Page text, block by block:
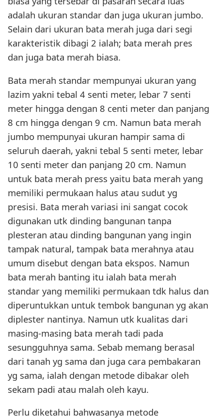
adalah ukuran standar dan juga ukuran jumbo.
Selain dari ukuran bata merah juga dari segi
karakteristik dibagi 2 ialah; bata merah pres
dan juga bata merah biasa.
Bata merah standar mempunyai ukuran yang
lazim yakni tebal 4 senti meter, lebar 7 senti
meter hingga dengan 8 centi meter dan panjang
8 cm hingga dengan 9 cm. Namun bata merah
jumbo mempunyai ukuran hampir sama di
seluruh daerah, yakni tebal 5 senti meter, lebar
10 senti meter dan panjang 20 cm. Namun
untuk bata merah press yaitu bata merah yang
memiliki permukaan halus atau sudut yg
presisi. Bata merah variasi ini sangat cocok
digunakan utk dinding bangunan tanpa
plesteran atau dinding bangunan yang ingin
tampak natural, tampak bata merahnya atau
umum disebut dengan bata ekspos. Namun
bata merah banting itu ialah bata merah
standar yang memiliki permukaan tdk halus dan
diperuntukkan untuk tembok bangunan yg akan
diplester nantinya. Namun utk kualitas dari
masing-masing bata merah tadi pada
sesungguhnya sama. Sebab memang berasal
dari tanah yg sama dan juga cara pembakaran
yg sama, ialah dengan metode dibakar oleh
sekam padi atau malah oleh kayu.
Perlu diketahui bahwasanya metode